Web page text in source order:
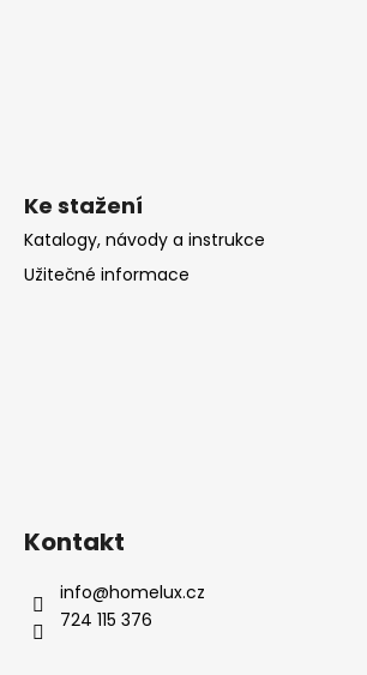
Ke stažení
Katalogy, návody a instrukce
Užitečné informace
Kontakt
info@homelux.cz
724 115 376